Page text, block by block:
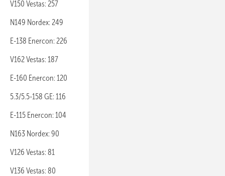
V150 Vestas: 257
N149 Nordex: 249
E-138 Enercon: 226
V162 Vestas: 187
E-160 Enercon: 120
5.3/5.5-158 GE: 116
E-115 Enercon: 104
N163 Nordex: 90
V126 Vestas: 81
V136 Vestas: 80